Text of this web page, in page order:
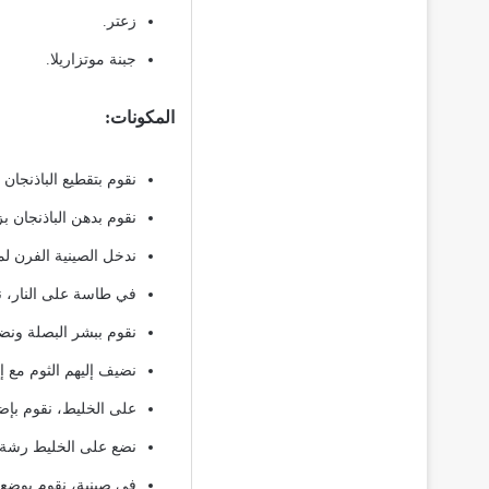
زعتر.
جبنة موتزاريلا.
المكونات:
نقوم بتقطيع
نقوم بدهن الباذنجان
ندخل الصينية الفرن لمدة 30 دقيقة على
في طاسة على النار،
نقوم ببشر البصلة
نضيف إليهم الثوم مع
على الخليط، نقوم
نضع على الخليط رشة
في صينية، نقوم